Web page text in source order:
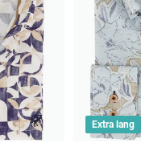
Extra lang